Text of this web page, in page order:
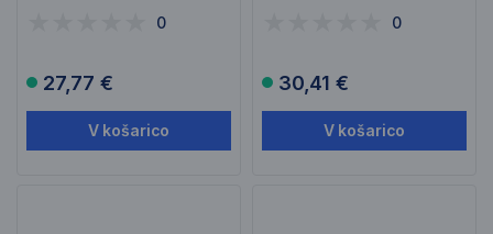
0
27,77 €
V košarico
0
30,41 €
V košarico